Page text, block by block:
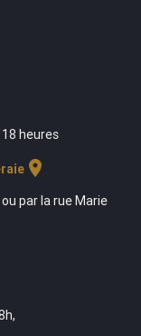
heures
location_on
par la rue Marie